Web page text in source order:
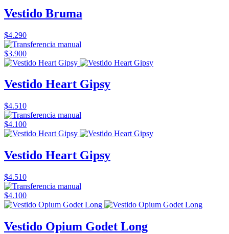
Vestido Bruma
$4.290
$3.900
Vestido Heart Gipsy
$4.510
$4.100
Vestido Heart Gipsy
$4.510
$4.100
Vestido Opium Godet Long